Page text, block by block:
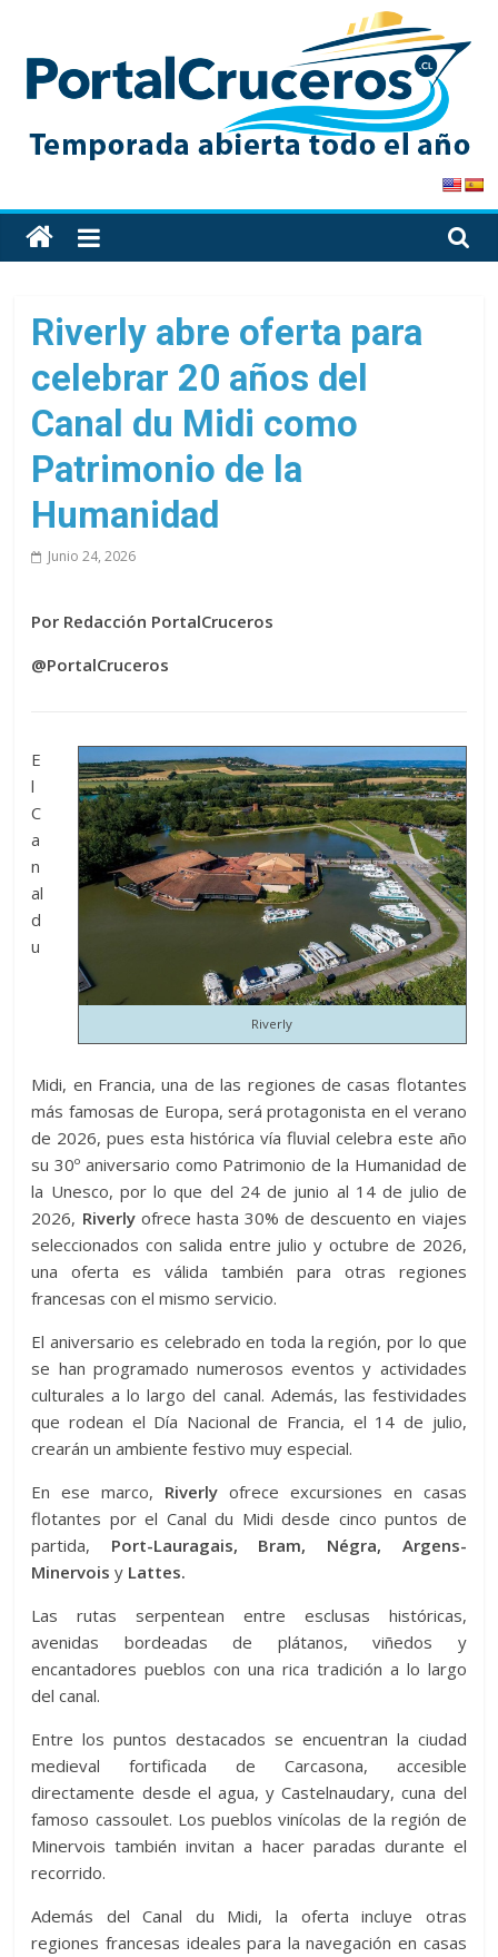
content
PortalCruceros
Toda
la
de
cruceros
en
solo
sitio
Riverly abre oferta para
celebrar 20 años del
Canal du Midi como
Patrimonio de la
Humanidad
Junio 24, 2026
Por Redacción PortalCruceros
@PortalCruceros
Riverly
E
l
C
a
n
al
d
u
Midi, en Francia, una de las regiones de casas flotantes
más famosas de Europa, será protagonista en el verano
de 2026, pues esta histórica vía fluvial celebra este año
su 30º aniversario como Patrimonio de la Humanidad de
la Unesco, por lo que del 24 de junio al 14 de julio de
2026, Riverlyofrece hasta 30% de descuento en viajes
seleccionados con salida entre julio y octubre de 2026,
una oferta es válida también para otras regiones
francesas con el mismo servicio.
El aniversario es celebrado en toda la región, por lo que
se han programado numerosos eventos y actividades
culturales a lo largo del canal. Además, las festividades
que rodean el Día Nacional de Francia, el 14 de julio,
crearán un ambiente festivo muy especial.
En ese marco, Riverly ofrece excursiones en casas
flotantes por el Canal du Midi desde cinco puntos de
partida, Port-Lauragais, Bram, Négra, Argens-
Minervois y Lattes.
Las rutas serpentean entre esclusas históricas,
avenidas bordeadas de plátanos, viñedos y
encantadores pueblos con una rica tradición a lo largo
del canal.
Entre los puntos destacados se encuentran la ciudad
medieval fortificada de Carcasona, accesible
directamente desde el agua, y Castelnaudary, cuna del
famoso cassoulet. Los pueblos vinícolas de la región de
Minervois también invitan a hacer paradas durante el
recorrido.
Además del Canal du Midi, la oferta incluye otras
regiones francesas ideales para la navegación en casas